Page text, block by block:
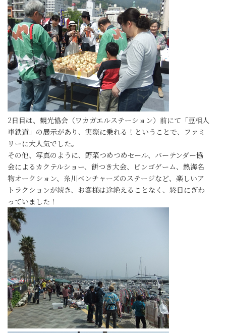
2日目は、観光協会（ワカガエルステーション）前にて「豆相人
車鉄道」の展示があり、実際に乗れる！ということで、ファミ
リーに大人気でした。
その他、写真のように、野菜つめつめセール、バーテンダー協
会によるカクテルショー、餅つき大会、ビンゴゲーム、熱海名
物オークション、糸川ベンチャーズのステージなど、楽しいア
トラクションが続き、お客様は途絶えることなく、終日にぎわ
っていました！